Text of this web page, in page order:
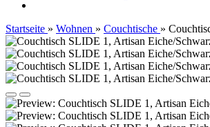
Startseite » Wohnen » Couchtische »